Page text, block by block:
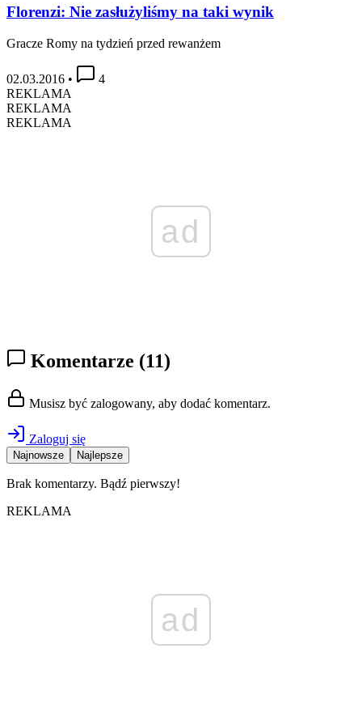
Florenzi: Nie zasłużyliśmy na taki wynik
Gracze Romy na tydzień przed rewanżem
02.03.2016 •
4
REKLAMA
REKLAMA
REKLAMA
ad
Komentarze (11)
Musisz być zalogowany, aby dodać komentarz.
Zaloguj się
Najnowsze Najlepsze
Brak komentarzy. Bądź pierwszy!
REKLAMA
ad